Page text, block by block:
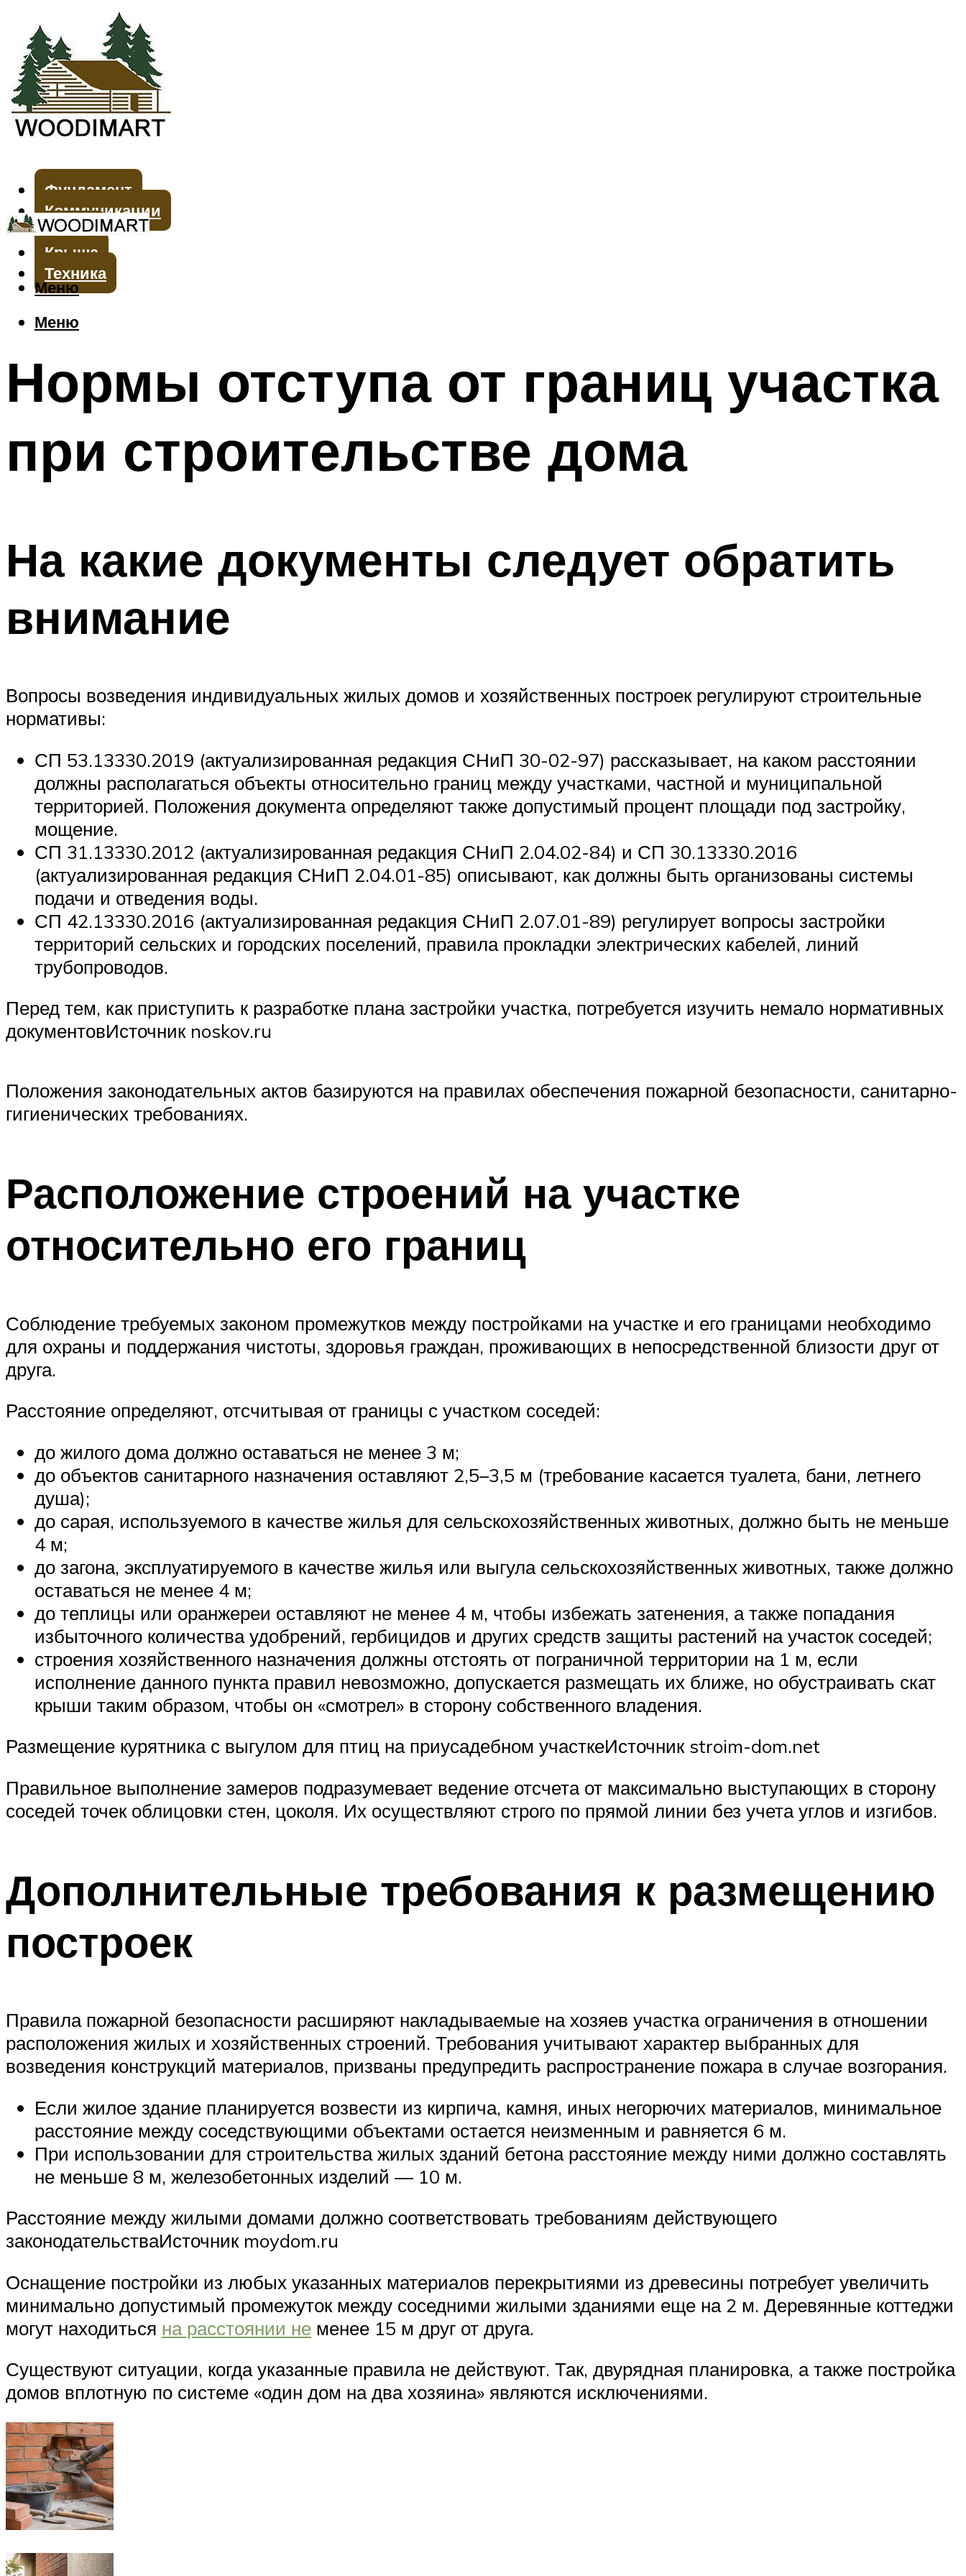
Фундамент
Коммуникации
Стены
Крыша
Техника
Меню
Меню
Нормы отступа от границ участка
при строительстве дома
На какие документы следует обратить
внимание
Вопросы возведения индивидуальных жилых домов и хозяйственных построек регулируют строительные
нормативы:
СП 53.13330.2019 (актуализированная редакция СНиП 30-02-97) рассказывает, на каком расстоянии
должны располагаться объекты относительно границ между участками, частной и муниципальной
территорией. Положения документа определяют также допустимый процент площади под застройку,
мощение.
СП 31.13330.2012 (актуализированная редакция СНиП 2.04.02-84) и СП 30.13330.2016
(актуализированная редакция СНиП 2.04.01-85) описывают, как должны быть организованы системы
подачи и отведения воды.
СП 42.13330.2016 (актуализированная редакция СНиП 2.07.01-89) регулирует вопросы застройки
территорий сельских и городских поселений, правила прокладки электрических кабелей, линий
трубопроводов.
Перед тем, как приступить к разработке плана застройки участка, потребуется изучить немало нормативных
документовИсточник noskov.ru
Положения законодательных актов базируются на правилах обеспечения пожарной безопасности, санитарно-
гигиенических требованиях.
Расположение строений на участке
относительно его границ
Соблюдение требуемых законом промежутков между постройками на участке и его границами необходимо
для охраны и поддержания чистоты, здоровья граждан, проживающих в непосредственной близости друг от
друга.
Расстояние определяют, отсчитывая от границы с участком соседей:
до жилого дома должно оставаться не менее 3 м;
до объектов санитарного назначения оставляют 2,5–3,5 м (требование касается туалета, бани, летнего
душа);
до сарая, используемого в качестве жилья для сельскохозяйственных животных, должно быть не меньше
4 м;
до загона, эксплуатируемого в качестве жилья или выгула сельскохозяйственных животных, также должно
оставаться не менее 4 м;
до теплицы или оранжереи оставляют не менее 4 м, чтобы избежать затенения, а также попадания
избыточного количества удобрений, гербицидов и других средств защиты растений на участок соседей;
строения хозяйственного назначения должны отстоять от пограничной территории на 1 м, если
исполнение данного пункта правил невозможно, допускается размещать их ближе, но обустраивать скат
крыши таким образом, чтобы он «смотрел» в сторону собственного владения.
Размещение курятника с выгулом для птиц на приусадебном участкеИсточник stroim-dom.net
Правильное выполнение замеров подразумевает ведение отсчета от максимально выступающих в сторону
соседей точек облицовки стен, цоколя. Их осуществляют строго по прямой линии без учета углов и изгибов.
Дополнительные требования к размещению
построек
Правила пожарной безопасности расширяют накладываемые на хозяев участка ограничения в отношении
расположения жилых и хозяйственных строений. Требования учитывают характер выбранных для
возведения конструкций материалов, призваны предупредить распространение пожара в случае возгорания.
Если жилое здание планируется возвести из кирпича, камня, иных негорючих материалов, минимальное
расстояние между соседствующими объектами остается неизменным и равняется 6 м.
При использовании для строительства жилых зданий бетона расстояние между ними должно составлять
не меньше 8 м, железобетонных изделий — 10 м.
Расстояние между жилыми домами должно соответствовать требованиям действующего
законодательстваИсточник moydom.ru
Оснащение постройки из любых указанных материалов перекрытиями из древесины потребует увеличить
минимально допустимый промежуток между соседними жилыми зданиями еще на 2 м. Деревянные коттеджи
могут находиться на расстоянии не менее 15 м друг от друга.
Существуют ситуации, когда указанные правила не действуют. Так, двурядная планировка, а также постройка
домов вплотную по системе «один дом на два хозяина» являются исключениями.